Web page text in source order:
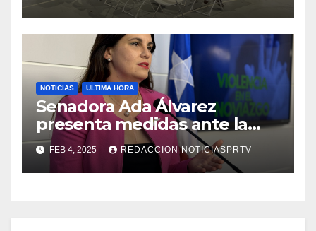
NOTICIAS ULTIMA HORA
Senadora Ada Álvarez
presenta medidas ante la
violencia en el noviazgo
FEB 4, 2025 REDACCION NOTICIASPRTV